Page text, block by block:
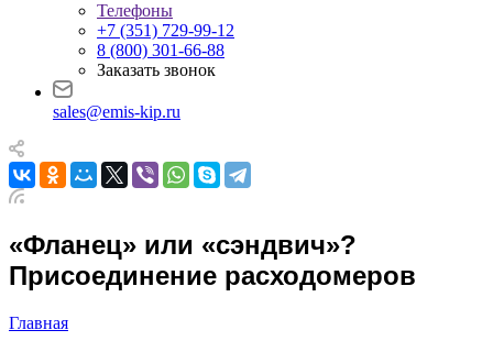
Телефоны
+7 (351) 729-99-12
8 (800) 301-66-88
Заказать звонок
sales@emis-kip.ru
«Фланец» или «сэндвич»?
Присоединение расходомеров
Главная